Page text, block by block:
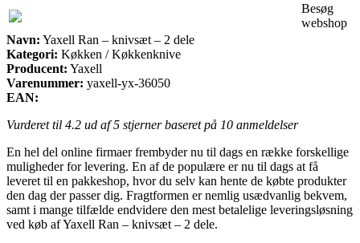
Besøg
webshop
Navn: Yaxell Ran – knivsæt – 2 dele
Kategori: Køkken / Køkkenknive
Producent: Yaxell
Varenummer: yaxell-yx-36050
EAN:
Vurderet til 4.2 ud af 5 stjerner baseret på 10 anmeldelser
En hel del online firmaer frembyder nu til dags en række forskellige
muligheder for levering. En af de populære er nu til dags at få
leveret til en pakkeshop, hvor du selv kan hente de købte produkter
den dag der passer dig. Fragtformen er nemlig usædvanlig bekvem,
samt i mange tilfælde endvidere den mest betalelige leveringsløsning
ved køb af Yaxell Ran – knivsæt – 2 dele.